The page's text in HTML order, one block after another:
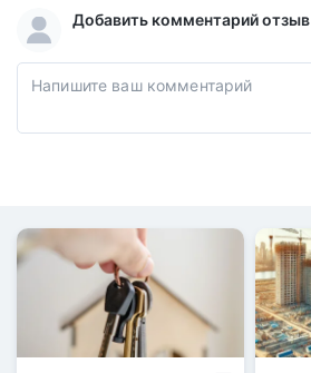
Добавить комментарий отзыв